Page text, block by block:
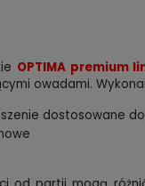
OPTIMA premium
owadami.
dostosowane